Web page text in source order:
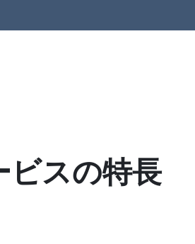
ビスの特長